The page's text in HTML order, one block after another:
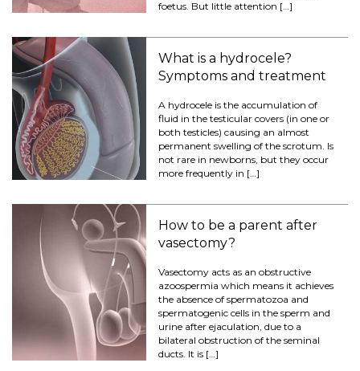
foetus. But little attention […]
What is a hydrocele?
Symptoms and treatment
A hydrocele is the accumulation of
fluid in the testicular covers (in one or
both testicles) causing an almost
permanent swelling of the scrotum. Is
not rare in newborns, but they occur
more frequently in […]
How to be a parent after
vasectomy?
Vasectomy acts as an obstructive
azoospermia which means it achieves
the absence of spermatozoa and
spermatogenic cells in the sperm and
urine after ejaculation, due to a
bilateral obstruction of the seminal
ducts. It is […]